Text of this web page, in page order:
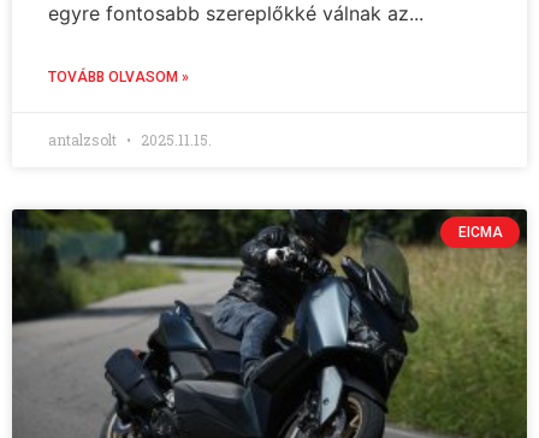
egyre fontosabb szereplőkké válnak az...
TOVÁBB OLVASOM »
antalzsolt 2025.11.15.
EICMA